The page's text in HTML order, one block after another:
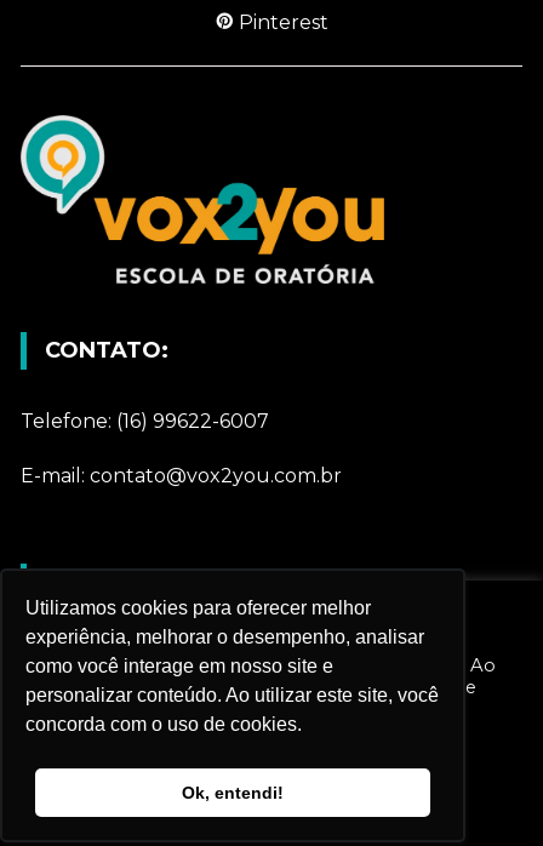
Utilizamos cookies para oferecer melhor
experiência, melhorar o desempenho, analisar
como você interage em nosso site e
personalizar conteúdo. Ao utilizar este site, você
concorda com o uso de cookies.
Ok, entendi!
Pinterest
CONTATO:
Telefone: (16) 99622-6007
E-mail: contato@vox2you.com.br
Gostar
Nós utilizamos cookies e outras tecnologias
semelhantes para melhorar sua experiência em
nossos serviços e personalizar nossa publicidade. Ao
prosseguir navegando, você aceita esta política de
monitoramento.